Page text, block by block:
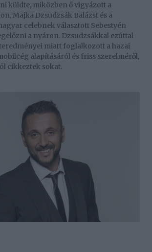
küldte, miközben ő vigyázott a
Majka Dzsudzsák Balázst és a
celebnek választott Sebestyén
a nyáron. Dzsudzsákkal ezúttal
miatt foglalkozott a hazai
alapításáról és friss szerelméről,
cikkeztek sokat.